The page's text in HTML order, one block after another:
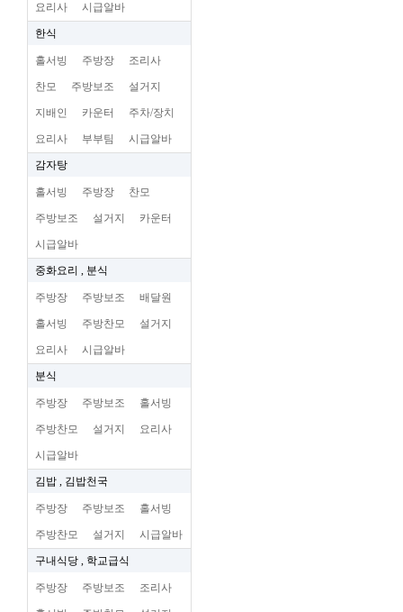
요리사 시급알바
한식
홀서빙 주방장 조리사
찬모 주방보조 설거지
지배인 카운터 주차/장치
요리사 부부팀 시급알바
감자탕
홀서빙 주방장 찬모
주방보조 설거지 카운터
시급알바
중화요리 , 분식
주방장 주방보조 배달원
홀서빙 주방찬모 설거지
요리사 시급알바
분식
주방장 주방보조 홀서빙
주방찬모 설거지 요리사
시급알바
김밥 , 김밥천국
주방장 주방보조 홀서빙
주방찬모 설거지 시급알바
구내식당 , 학교급식
주방장 주방보조 조리사